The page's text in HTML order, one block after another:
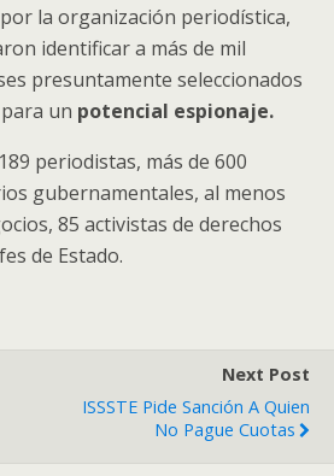
la organización periodística,
identificar a más de mil
presuntamente seleccionados
un potencial espionaje.
periodistas, más de 600
gubernamentales, al menos
85 activistas de derechos
de Estado.
Next Post
ISSSTE Pide Sanción A Quien
No Pague Cuotas